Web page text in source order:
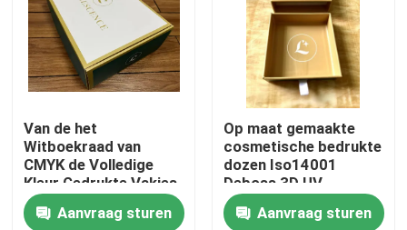
Thuis
Over ons
Van de het
Witboekraad van
CMYK de Volledige
Kleur Gedrukte Vakjes
voor de Producten van
de Huidzorg
Aanvraag sturen
Op maat gemaakte
cosmetische bedrukte
dozen Iso14001
Deboss 3D UV
Aanvraag sturen